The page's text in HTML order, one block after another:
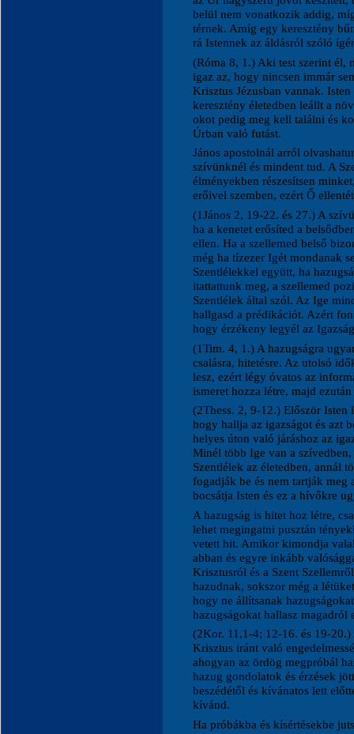
belül nem vonatkozik addig,
térnek. Amíg egy keresztény
rá Istennek az áldásról szóló
(Róma 8, 1.) Aki test szerint él,
igaz az, hogy nincsen immár
Krisztus Jézusban vannak.
keresztény életedben leállt a
okot pedig meg kell találni és
Úrban való futást.
János apostolnál arról
szívünknél és mindent tud. A
élményekben részesítsen
erőivel szemben, ezért Ő
(1János 2, 19-22. és 27.) A
ha a kenetet erősíted a
ellen. Ha a szellemed belső
még ha tízezer Igét mondanak
Szentlélekkel együtt, ha
itattattunk meg, a szellemed
Szentlélek által szól. Az Ige
hallgasd a prédikációt. Azért
hogy érzékeny legyél az
(1Tim. 4, 1.) A hazugságra
csalásra, hitetésre. Az utolsó
lesz, ezért légy óvatos az
ismeret hozza létre, majd
(2Thess. 2, 9-12.) Először Isten
hogy hallja az igazságot és azt
helyes úton való járáshoz az
Minél több Ige van a
Szentlélek az életedben, annál
fogadják be és nem tartják meg
bocsátja Isten és ez a hívőkre
A hazugság is hitet hoz létre,
lehet megingatni pusztán
vetett hit. Amikor kimondja
abban és egyre inkább
Krisztusról és a Szent
hazudnak, sokszor még a
hogy ne állítsanak
hazugságokat hallasz magadról
(2Kor. 11,1-4; 12-16. és 19-
Krisztus iránt való
ahogyan az ördög megpróbál
hazug gondolatok és érzések
beszédétől és kívánatos lett
kívánd.
Ha próbákba és kísértésekbe